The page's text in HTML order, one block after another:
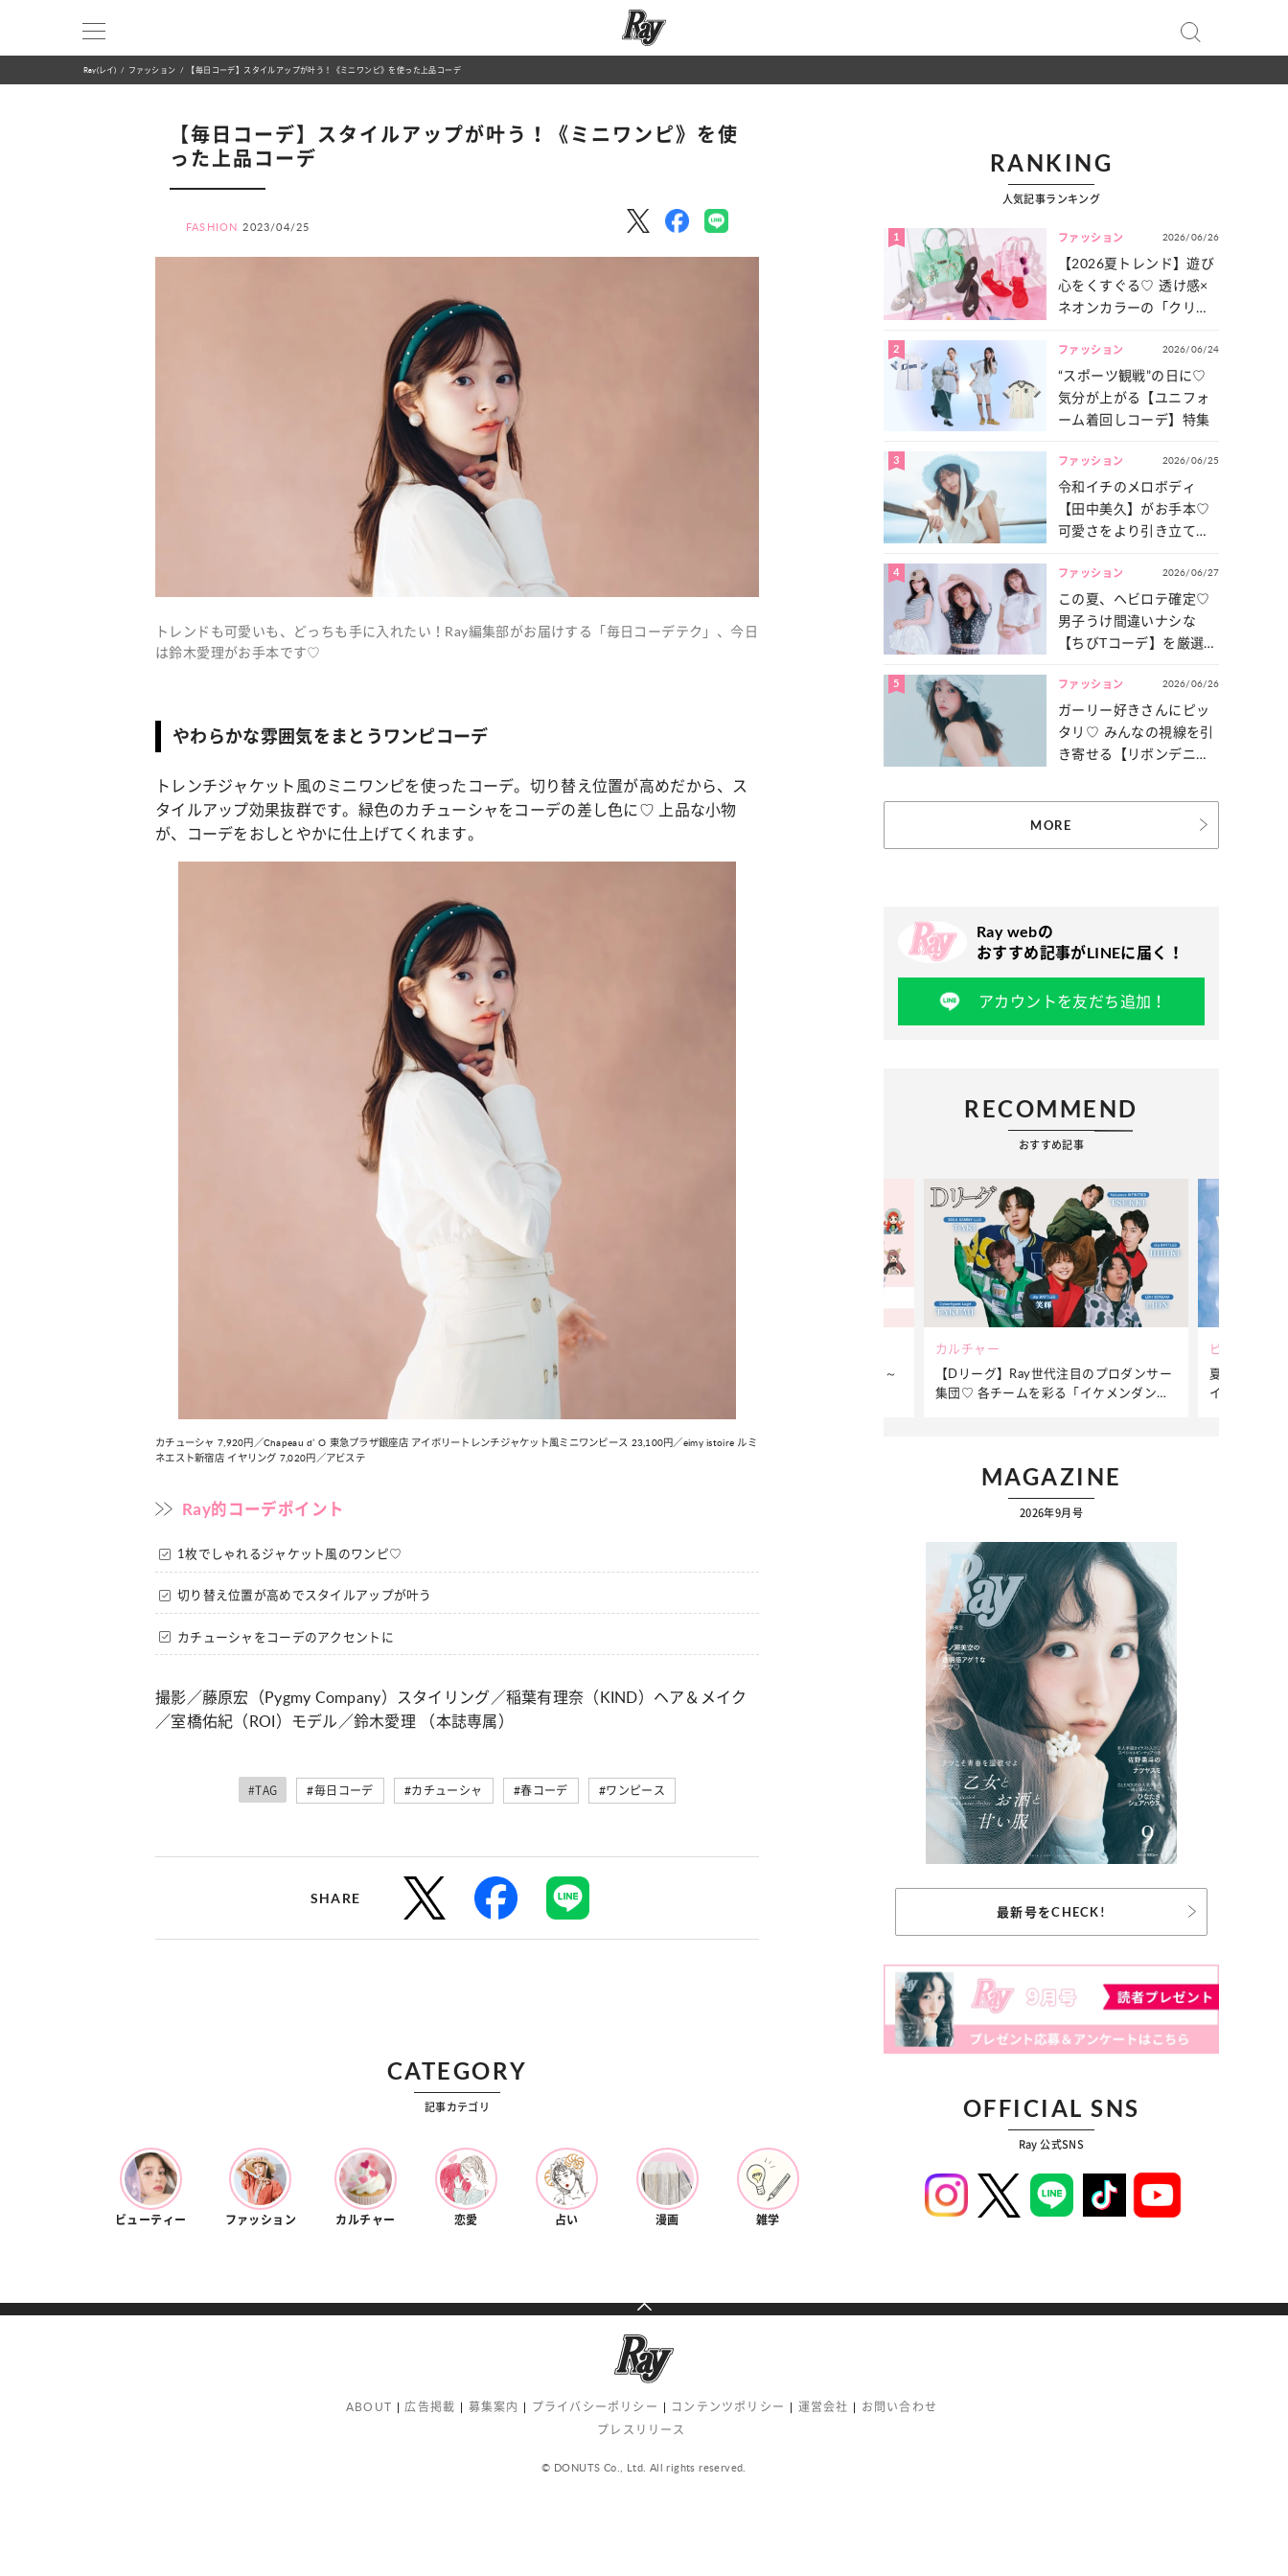
Ray(レイ) ファッション 【毎日コーデ】スタイルアップが叶う！《ミニワンピ》を使った上品コーデ
【毎日コーデ】スタイルアップが叶う！《ミニワンピ》を使
った上品コーデ
FASHION 2023/04/25
トレンドも可愛いも、どっちも手に入れたい！Ray編集部がお届けする「毎日コーデテク」、今日
は鈴木愛理がお手本です♡
やわらかな雰囲気をまとうワンピコーデ
トレンチジャケット風のミニワンピを使ったコーデ。切り替え位置が高めだから、ス
タイルアップ効果抜群です。緑色のカチューシャをコーデの差し色に♡ 上品な小物
が、コーデをおしとやかに仕上げてくれます。
カチューシャ 7,920円／Chapeau d’ O 東急プラザ銀座店 アイボリートレンチジャケット風ミニワンピース 23,100円／eimy istoire ルミ
ネエスト新宿店 イヤリング 7,020円／アビステ
Ray的コーデポイント
1枚でしゃれるジャケット風のワンピ♡
切り替え位置が高めでスタイルアップが叶う
カチューシャをコーデのアクセントに
撮影／藤原宏（Pygmy Company）スタイリング／稲葉有理奈（KIND）ヘア＆メイク
／室橋佑紀（ROI）モデル／鈴木愛理 （本誌専属）
#TAG #毎日コーデ #カチューシャ #春コーデ #ワンピース
SHARE
RANKING
人気記事ランキング
1 ファッション 2026/06/26
【2026夏トレンド】遊び
心をくすぐる♡ 透け感×
ネオンカラーの「クリア
2 ファッション 2026/06/24
“スポーツ観戦”の日に♡
気分が上がる【ユニフォ
ーム着回しコーデ】特集
3 ファッション 2026/06/25
令和イチのメロボディ
【田中美久】がお手本♡
可愛さをより引き立てる
4 ファッション 2026/06/27
この夏、ヘビロテ確定♡
男子うけ間違いナシな
【ちびTコーデ】を厳選し
5 ファッション 2026/06/26
ガーリー好きさんにピッ
タリ♡ みんなの視線を引
き寄せる【リボンデニ
MORE
Ray webの
おすすめ記事がLINEに届く！
アカウントを友だち追加！
RECOMMEND
おすすめ記事
“憧れワンピ”を着るきっかけに♡ おしゃ
れ女子が夢中な「ヌン活」の楽しみ方
【12星座別】今月の恋愛運♡ 7月23日～
【Dリーグ】Ray世代注目のプロダンサー
集団♡ 各チームを彩る「イケメンダンサ
夏だからこそ“水分”が大切！くずれない
イクをつくる【保湿ケア】アイテム3選
MAGAZINE
2026年9月号
最新号をCHECK!
OFFICIAL SNS
Ray 公式SNS
CATEGORY
記事カテゴリ
ビューティー ファッション カルチャー 恋愛 占い 漫画 雑学
ABOUT 広告掲載 募集案内 プライバシーポリシー コンテンツポリシー 運営会社
お問い合わせ
プレスリリース
© DONUTS Co., Ltd. All rights reserved.